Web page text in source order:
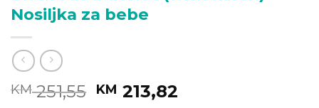
Nosiljka za bebe
KM251,55 Original
KM 213,82